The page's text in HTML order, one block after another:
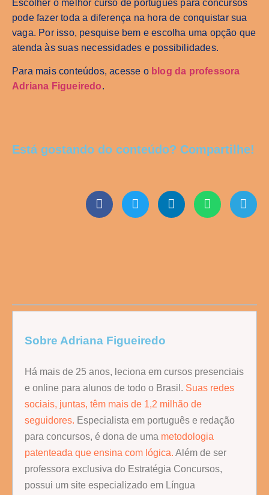
Escolher o melhor curso de português para concursos
pode fazer toda a diferença na hora de conquistar sua
vaga. Por isso, pesquise bem e escolha uma opção que
atenda às suas necessidades e possibilidades.
Para mais conteúdos, acesse o blog da professora
Adriana Figueiredo.
Está gostando do conteúdo? Compartilhe!
Sobre Adriana Figueiredo
Há mais de 25 anos, leciona em cursos presenciais
e online para alunos de todo o Brasil. Suas redes
sociais, juntas, têm mais de 1,2 milhão de
seguidores. Especialista em português e redação
para concursos, é dona de uma metodologia
patenteada que ensina com lógica. Além de ser
professora exclusiva do Estratégia Concursos,
possui um site especializado em Língua